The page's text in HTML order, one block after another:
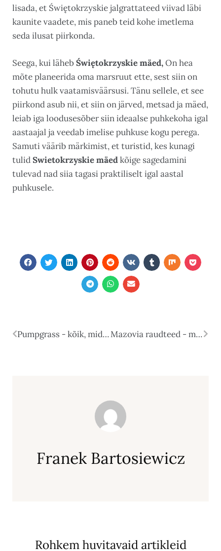
lisada, et Świętokrzyskie jalgrattateed viivad läbi
kaunite vaadete, mis paneb teid kohe imetlema
seda ilusat piirkonda.
Seega, kui lähebŚwiętokrzyskie mäed,On hea
mõte planeerida oma marsruut ette, sest siin on
tohutu hulk vaatamisväärsusi. Tänu sellele, et see
piirkond asub nii, et siin on järved, metsad ja mäed,
leiab iga loodusesõber siin ideaalse puhkekoha igal
aastaajal ja veedab imelise puhkuse kogu perega.
Samuti väärib märkimist, et turistid, kes kunagi
tulidSwietokrzyskie mäedkõige sagedamini
tulevad nad siia tagasi praktiliselt igal aastal
puhkusele.
Pumpgrass - kõik, mida selle kohta vaja teada Mazovia raudteed - mida tasub nende kohta teada?
Franek Bartosiewicz
Rohkem huvitavaid artikleid